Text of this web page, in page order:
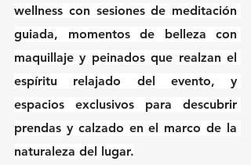
wellness con sesiones de meditación
guiada, momentos de belleza con
maquillaje y peinados que realzan el
espíritu relajado del evento, y
espacios exclusivos para descubrir
prendas y calzado en el marco de la
naturaleza del lugar.